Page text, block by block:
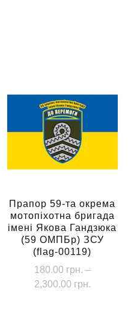
900.00 грн.
можна
вибрати
на
сторінці
товару
Прапор 59-та окрема
мотопіхотна бригада
імені Якова Гандзюка
(59 ОМПБр) ЗСУ
(flag-00119)
180.00 грн. –
2,300.00 грн.Діапазон